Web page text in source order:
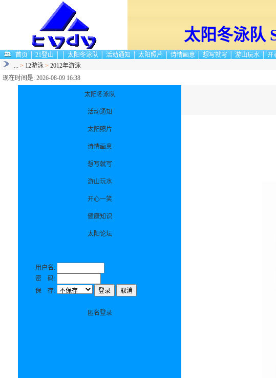
太阳冬泳队
首页│21登山││太阳冬泳队│活动通知│太阳照片│诗情画意│想写就写│游山玩水│开
... > 12游泳 > 2012年游泳
现在时间是: 2026-08-09 16:38
太阳冬泳队
活动通知
太阳照片
诗情画意
想写就写
游山玩水
开心一笑
健康知识
太阳论坛
用户名:
密 码:
保 存:
匿名登录